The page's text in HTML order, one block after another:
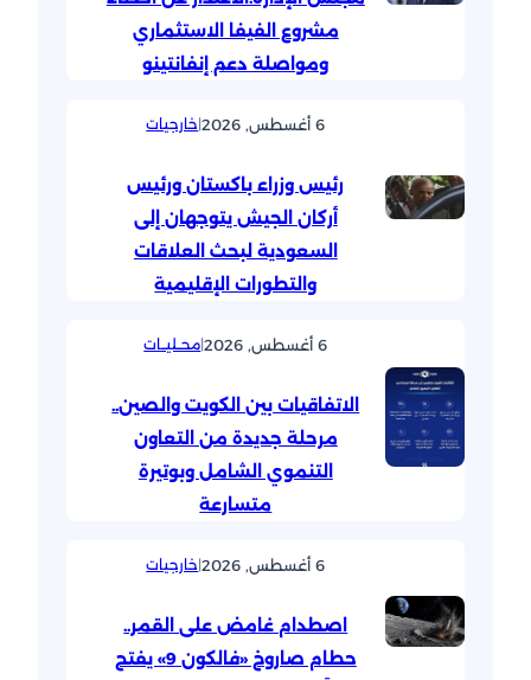
مشروع الفيفا الاستثماري
ومواصلة دعم إنفانتينو
6 أغسطس, 2026 |خارجيات
رئيس وزراء باكستان ورئيس
أركان الجيش يتوجهان إلى
السعودية لبحث العلاقات
والتطورات الإقليمية
6 أغسطس, 2026 |محــليــات
الاتفاقيات بين الكويت والصين..
مرحلة جديدة من التعاون
التنموي الشامل وبوتيرة
متسارعة
6 أغسطس, 2026 |خارجيات
اصطدام غامض على القمر..
حطام صاروخ «فالكون 9» يفتح